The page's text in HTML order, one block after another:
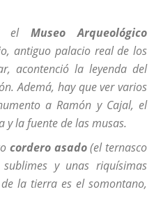
elMuseo Arqueológico
antiguo palacio real de los
acontenció la leyenda del
Ademá, hay que ver varios
a Ramón y Cajal, el
y la fuente de las musas.
cordero asado(el ternasco
y unas riquísimas
la tierra es el somontano,